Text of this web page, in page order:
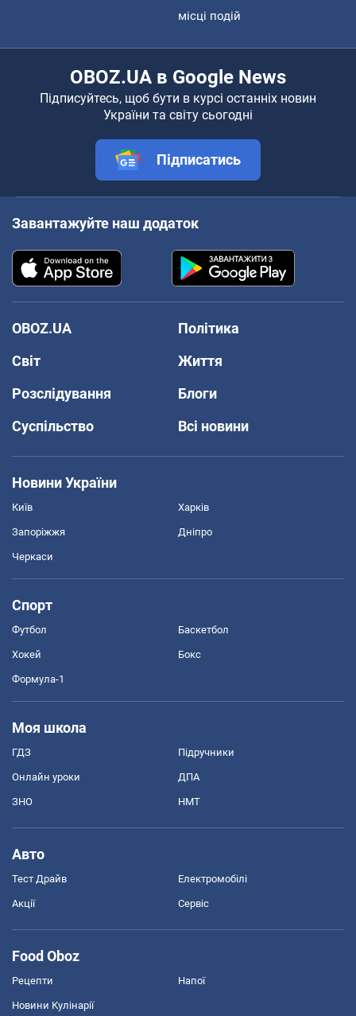
місці подій
OBOZ.UA в Google News
Підписуйтесь, щоб бути в курсі останніх новин
України та світу сьогодні
Підписатись
Завантажуйте наш додаток
OBOZ.UA
Політика
Світ
Життя
Розслідування
Блоги
Суспільство
Всі новини
Новини України
Київ Харків
Запоріжжя Дніпро
Черкаси
Спорт
Футбол Баскетбол
Хокей Бокс
Формула-1
Моя школа
ГДЗ Підручники
Онлайн уроки ДПА
ЗНО НМТ
Авто
Тест Драйв Електромобілі
Акції Сервіс
Food Oboz
Рецепти Напої
Новини Кулінарії